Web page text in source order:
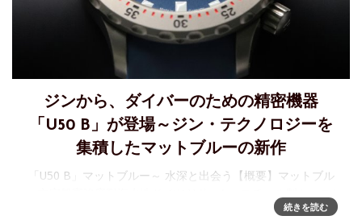
ジンから、ダイバーのための精密機器
「U50 B」が登場～ジン・テクノロジーを
集積したマットブルーの新作
「U50 B」マットブルー～ 水深と出会う【概要】マットブル
リューズ欧州潜水機器規格に基づき試験済み、独立機関によ
続きを読む